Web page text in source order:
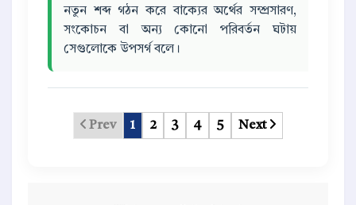
নতুন শব্দ গঠন করে বাক্যের অর্থের সম্প্রসারণ,
সংকোচন বা অন্য কোনো পরিবর্তন ঘটায়
সেগুলোকে উপসর্গ বলে।
Prev 1 2 3 4 5 Next